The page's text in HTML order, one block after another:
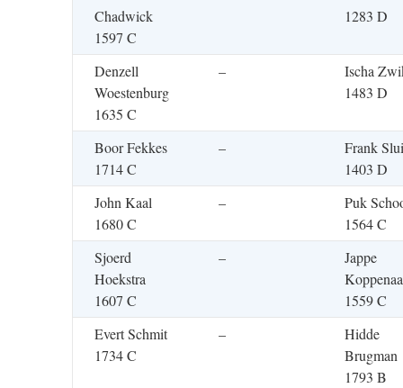
Chadwick
1597 C
1283 D
Denzell
Woestenburg
1635 C
–
Ischa
1483 D
Boor Fekkes
1714 C
–
Frank
1403 D
John Kaal
1680 C
–
Puk
1564 C
Sjoerd
Hoekstra
1607 C
–
Jappe
1559 C
Evert Schmit
1734 C
–
Hidde
Brugman
1793 B